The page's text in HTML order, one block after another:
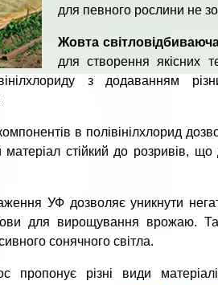
для певного рослини не
Жовта
для створення якісних
з додаванням
в полівінілхлорид
матеріал стійкий до розривів,
УФ дозволяє уникнути
для вирощування врожаю.
сонячного світла.
пропонує різні види